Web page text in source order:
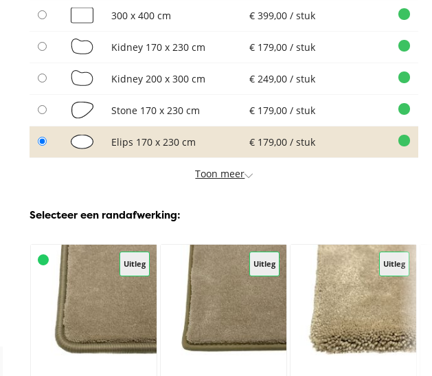
300 x 400 cm € 399,00 / stuk
Kidney 170 x 230 cm € 179,00 / stuk
Kidney 200 x 300 cm € 249,00 / stuk
Stone 170 x 230 cm € 179,00 / stuk
Elips 170 x 230 cm € 179,00 / stuk
Toon meer
Selecteer een randafwerking:
Uitleg Uitleg Uitleg